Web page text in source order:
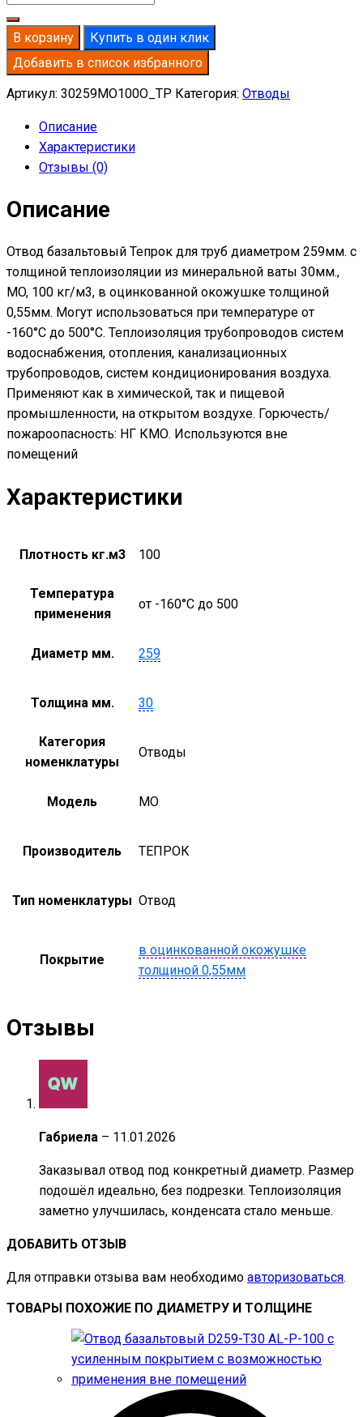
товара
Отвод
базальтовый
D259-
T30
100
оцинкованной
толщиной
В корзину
Купить в один клик
Добавить в список избранного
Артикул: 30259MO100O_TP Категория: Отводы
Описание
Характеристики
Отзывы (0)
Описание
Отвод базальтовый Тепрок для труб диаметром 259мм. с
толщиной теплоизоляции из минеральной ваты 30мм.,
MO, 100 кг/м3, в оцинкованной окожушке толщиной
0,55мм. Могут использоваться при температуре от
-160°С до 500°С. Теплоизоляция трубопроводов систем
водоснабжения, отопления, канализационных
трубопроводов, систем кондиционирования воздуха.
Применяют как в химической, так и пищевой
промышленности, на открытом воздухе. Горючесть/
пожароопасность: НГ КМО. Используются вне
помещений
Характеристики
Плотность кг.м3 100
Температура
применения
от -160°С до 500
Диаметр мм. 259
Толщина мм. 30
Категория
номенклатуры
Отводы
Модель MO
Производитель ТЕПРОК
Тип номенклатуры Отвод
Покрытие
в оцинкованной окожушке
толщиной 0,55мм
Отзывы
Габриела – 11.01.2026
Заказывал отвод под конкретный диаметр. Размер
подошёл идеально, без подрезки. Теплоизоляция
заметно улучшилась, конденсата стало меньше.
ДОБАВИТЬ ОТЗЫВ
Для отправки отзыва вам необходимо авторизоваться.
ТОВАРЫ ПОХОЖИЕ ПО ДИАМЕТРУ И ТОЛЩИНЕ